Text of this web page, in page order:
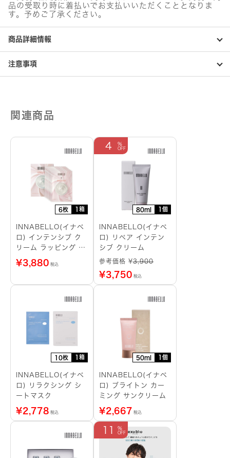
品の受取り時に着払いでお支払いいただくこととなりま
す。予めご了承ください。
商品詳細情報
注意事項
関連商品
6枚 1箱
INNABELLO(イナベ
ロ) インテンシブ ク
リーム ラッピング シ
ートマスク
¥3,880 税込
80ml 1個
4
INNABELLO(イナベ
ロ) リペア インテン
シブ クリーム
参考価格 ¥3,900
¥3,750 税込
10枚 1箱
INNABELLO(イナベ
ロ) リラクシング シ
ートマスク
¥2,778 税込
50ml 1個
INNABELLO(イナベ
ロ) ブライトン カー
ミング サンクリーム
¥2,667 税込
11